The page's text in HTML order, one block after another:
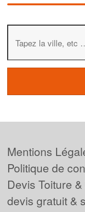
Mentions
Politique de
Devis Toiture
devis gratuit &